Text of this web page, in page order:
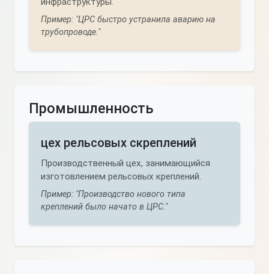
Пример: "ЦРС быстро устранила аварию на
трубопроводе."
Промышленность
цех рельсовых скреплений
Производственный цех, занимающийся
изготовлением рельсовых креплений.
Пример: "Производство нового типа
креплений было начато в ЦРС."